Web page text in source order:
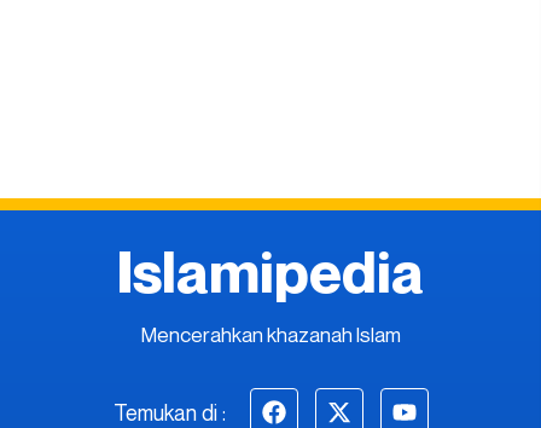
Islamipedia
Mencerahkan khazanah Islam
Temukan di :